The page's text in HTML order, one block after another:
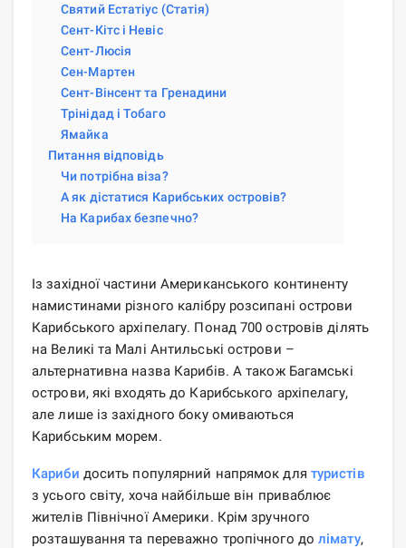
Святий Естатіус (Статія)
Сент-Кітс і Невіс
Сент-Люсія
Сен-Мартен
Сент-Вінсент та Гренадини
Трінідад і Тобаго
Ямайка
Питання відповідь
Чи потрібна віза?
А як дістатися Карибських островів?
На Карибах безпечно?
Із західної частини Американського континенту
намистинами різного калібру розсипані острови
Карибського архіпелагу. Понад 700 островів ділять
на Великі та Малі Антильські острови –
альтернативна назва Карибів. А також Багамські
острови, які входять до Карибського архіпелагу,
але лише із західного боку омиваються
Карибським морем.
Кариби досить популярний напрямок для туристів
з усього світу, хоча найбільше він приваблює
жителів Північної Америки. Крім зручного
розташування та переважно тропічного долімату,